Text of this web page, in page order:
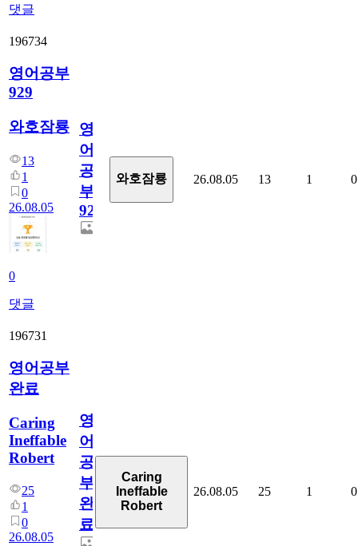
댓글
196734
영어공부
929
와호잠룡
13
1
0
26.08.05
0
댓글
영
어
공
부
929
와호잠룡 26.08.05 13 1 0
196731
영어공부
완료
Caring
Ineffable
Robert
25
1
0
26.08.05
영
어
공
부
완
료
Caring
Ineffable
Robert
26.08.05 25 1 0